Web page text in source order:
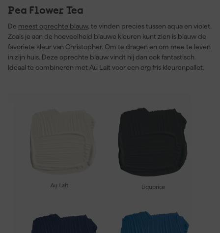
Pea Flower Tea
De meest oprechte blauw, te vinden precies tussen aqua en violet.
Zoals je aan de hoeveelheid blauwe kleuren kunt zien is blauw de
favoriete kleur van Christopher. Om te dragen en om mee te leven
in zijn huis. Deze oprechte blauw vindt hij dan ook fantastisch.
Ideaal te combineren met Au Lait voor een erg fris kleurenpallet.